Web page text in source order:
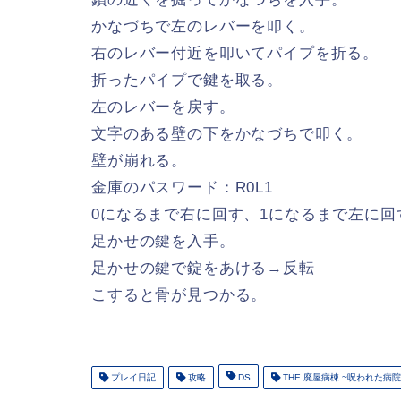
かなづちで左のレバーを叩く。
右のレバー付近を叩いてパイプを折る。
折ったパイプで鍵を取る。
左のレバーを戻す。
文字のある壁の下をかなづちで叩く。
壁が崩れる。
金庫のパスワード：R0L1
0になるまで右に回す、1になるまで左に回
足かせの鍵を入手。
足かせの鍵で錠をあける→反転
こすると骨が見つかる。
プレイ日記 攻略 DS THE 廃屋病棟 ~呪われた病